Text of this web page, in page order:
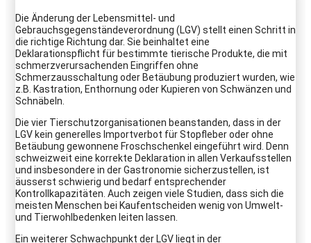
Die Änderung der Lebensmittel- und
Gebrauchsgegenständeverordnung (LGV) stellt einen Schritt in
die richtige Richtung dar. Sie beinhaltet eine
Deklarationspflicht für bestimmte tierische Produkte, die mit
schmerzverursachenden Eingriffen ohne
Schmerzausschaltung oder Betäubung produziert wurden, wie
z.B. Kastration, Enthornung oder Kupieren von Schwänzen und
Schnäbeln.
Die vier Tierschutzorganisationen beanstanden, dass in der
LGV kein generelles Importverbot für Stopfleber oder ohne
Betäubung gewonnene Froschschenkel eingeführt wird. Denn
schweizweit eine korrekte Deklaration in allen Verkaufsstellen
und insbesondere in der Gastronomie sicherzustellen, ist
äusserst schwierig und bedarf entsprechender
Kontrollkapazitäten. Auch zeigen viele Studien, dass sich die
meisten Menschen bei Kaufentscheiden wenig von Umwelt-
und Tierwohlbedenken leiten lassen.
Ein weiterer Schwachpunkt der LGV liegt in der